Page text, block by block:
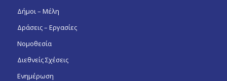
Δήμοι – Μέλη
Δράσεις – Εργασίες
Νομοθεσία
Διεθνείς Σχέσεις
Ενημέρωση